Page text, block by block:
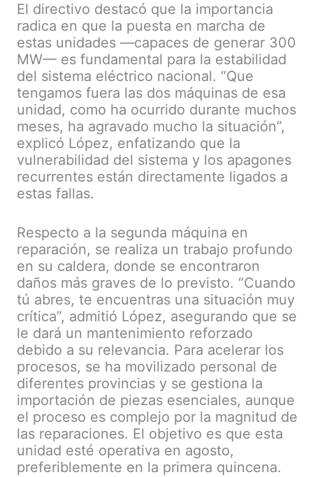
El directivo destacó que la importancia
radica en que la puesta en marcha de
estas unidades —capaces de generar 300
MW— es fundamental para la estabilidad
del sistema eléctrico nacional. “Que
tengamos fuera las dos máquinas de esa
unidad, como ha ocurrido durante muchos
meses, ha agravado mucho la situación”,
explicó López, enfatizando que la
vulnerabilidad del sistema y los apagones
recurrentes están directamente ligados a
estas fallas.
Respecto a la segunda máquina en
reparación, se realiza un trabajo profundo
en su caldera, donde se encontraron
daños más graves de lo previsto. “Cuando
tú abres, te encuentras una situación muy
crítica”, admitió López, asegurando que se
le dará un mantenimiento reforzado
debido a su relevancia. Para acelerar los
procesos, se ha movilizado personal de
diferentes provincias y se gestiona la
importación de piezas esenciales, aunque
el proceso es complejo por la magnitud de
las reparaciones. El objetivo es que esta
unidad esté operativa en agosto,
preferiblemente en la primera quincena.